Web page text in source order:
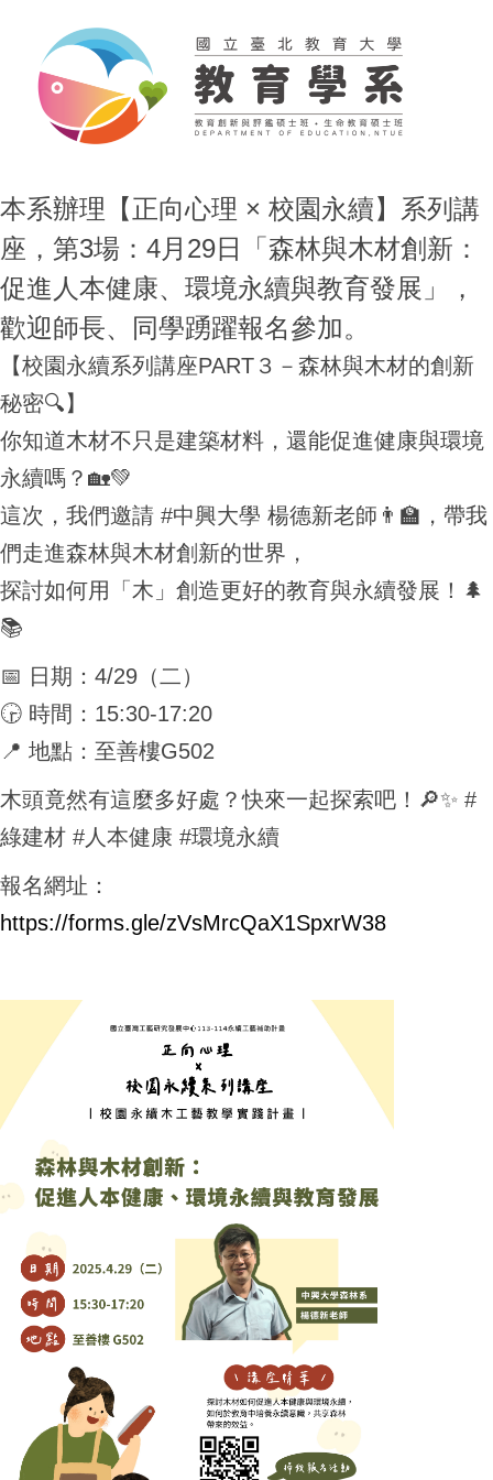
本系辦理【正向心理 × 校園永續】系列講
座，第3場：4月29日「森林與木材創新：
促進人本健康、環境永續與教育發展」，
歡迎師長、同學踴躍報名參加。
【校園永續系列講座PART３－森林與木材的創新
秘密🔍】
你知道木材不只是建築材料，還能促進健康與環境
永續嗎？🏡💚
這次，我們邀請 #中興大學 楊德新老師👨‍🏫，帶我
們走進森林與木材創新的世界，
探討如何用「木」創造更好的教育與永續發展！🌲
📚
📅 日期：4/29（二）
🕞 時間：15:30-17:20
📍 地點：至善樓G502
木頭竟然有這麼多好處？快來一起探索吧！🔎✨ #
綠建材 #人本健康 #環境永續
報名網址：
https://forms.gle/zVsMrcQaX1SpxrW38